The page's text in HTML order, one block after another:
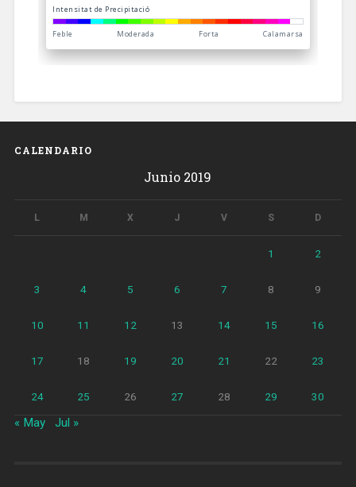
CALENDARIO
Junio 2019
L M X J V S D
1 2
3 4 5 6 7 8 9
10 11 12 13 14 15 16
17 18 19 20 21 22 23
24 25 26 27 28 29 30
« May Jul »